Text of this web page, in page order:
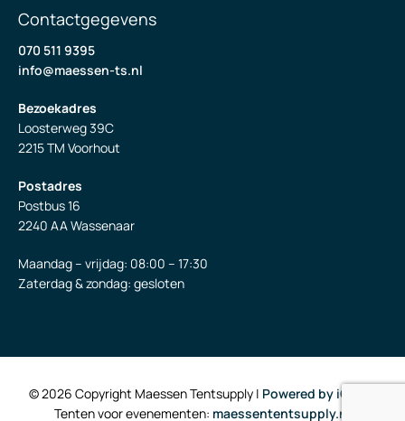
Contactgegevens
070 511 9395
info@maessen-ts.nl
Bezoekadres
Loosterweg 39C
2215 TM Voorhout
Postadres
Postbus 16
2240 AA Wassenaar
Maandag – vrijdag: 08:00 – 17:30
Zaterdag & zondag: gesloten
© 2026 Copyright Maessen Tentsupply | Powered by iClicks
Tenten voor evenementen: maessententsupply.nl